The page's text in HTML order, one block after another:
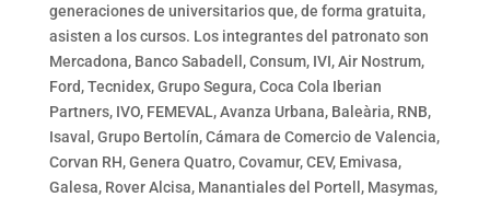
generaciones de universitarios que, de forma gratuita,
asisten a los cursos. Los integrantes del patronato son
Mercadona, Banco Sabadell, Consum, IVI, Air Nostrum,
Ford, Tecnidex, Grupo Segura, Coca Cola Iberian
Partners, IVO, FEMEVAL, Avanza Urbana, Baleària, RNB,
Isaval, Grupo Bertolín, Cámara de Comercio de Valencia,
Corvan RH, Genera Quatro, Covamur, CEV, Emivasa,
Galesa, Rover Alcisa, Manantiales del Portell, Masymas,